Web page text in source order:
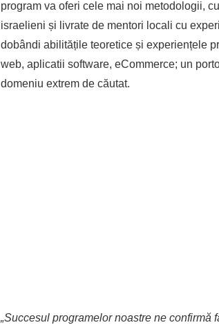
program va oferi cele mai noi metodologii,
israelieni și livrate de mentori locali cu
dobândi abilitățile teoretice și experiențele
web, aplicatii software, eCommerce; un
domeniu extrem de căutat.
„Succesul programelor noastre ne